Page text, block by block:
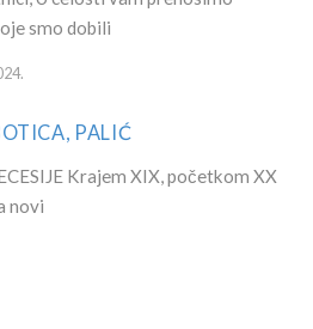
smo dobili
PALIĆ
Krajem XIX, početkom XX
novi